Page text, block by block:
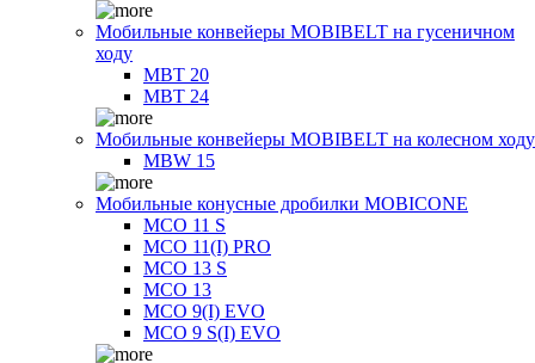
Мобильные конвейеры MOBIBELT на гусеничном
ходу
MBT 20
MBT 24
Мобильные конвейеры MOBIBELT на колесном ходу
MBW 15
Мобильные конусные дробилки MOBICONE
MCO 11 S
MCO 11(I) PRO
MCO 13 S
MCO 13
MCO 9(I) EVO
MCO 9 S(I) EVO